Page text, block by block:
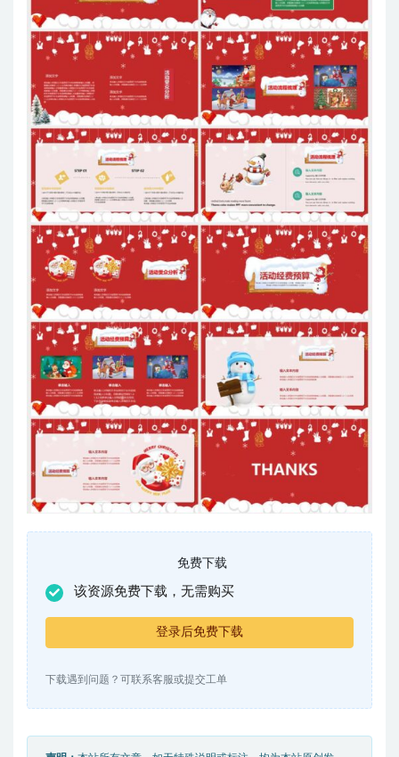
免费下载
该资源免费下载，无需购买
登录后免费下载
下载遇到问题？可联系客服或提交工单